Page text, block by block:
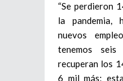
“Se perdieron
la pandemia,
nuevos
tenemos
recuperan los
6 mil más;